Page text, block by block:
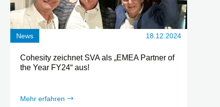
News 18.12.2024
Cohesity zeichnet SVA als „EMEA Partner of
the Year FY24“ aus!
Mehr erfahren